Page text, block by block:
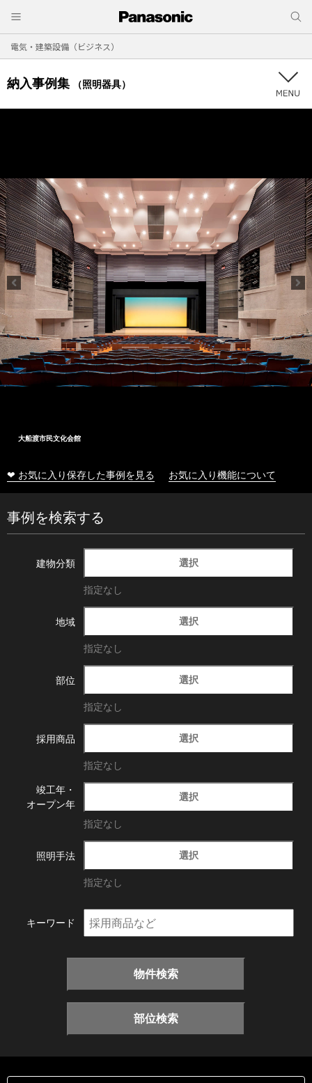
電気・建築設備（ビジネス）
納入事例集 （照明器具）
大船渡市民文化会館
❤ お気に入り保存した事例を見る お気に入り機能について
事例を検索する
建物分類 選択
指定なし
地域 選択
指定なし
部位 選択
指定なし
採用商品 選択
指定なし
竣工年・
オープン年
選択
指定なし
照明手法 選択
指定なし
キーワード
物件検索
部位検索